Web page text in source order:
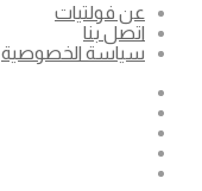
عن فولتيات
اتصل بنا
سياسة الخصوصية